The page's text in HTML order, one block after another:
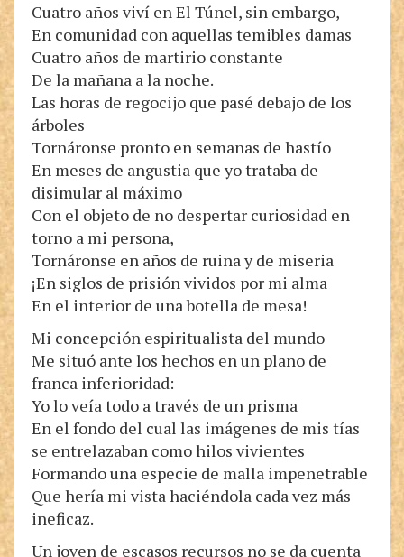
Cuatro años viví en El Túnel, sin embargo,
En comunidad con aquellas temibles damas
Cuatro años de martirio constante
De la mañana a la noche.
Las horas de regocijo que pasé debajo de los
árboles
Tornáronse pronto en semanas de hastío
En meses de angustia que yo trataba de
disimular al máximo
Con el objeto de no despertar curiosidad en
torno a mi persona,
Tornáronse en años de ruina y de miseria
¡En siglos de prisión vividos por mi alma
En el interior de una botella de mesa!
Mi concepción espiritualista del mundo
Me situó ante los hechos en un plano de
franca inferioridad:
Yo lo veía todo a través de un prisma
En el fondo del cual las imágenes de mis tías
se entrelazaban como hilos vivientes
Formando una especie de malla impenetrable
Que hería mi vista haciéndola cada vez más
ineficaz.
Un joven de escasos recursos no se da cuenta